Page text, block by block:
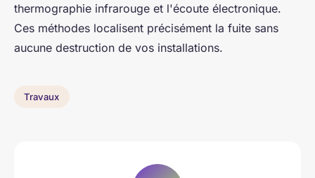
thermographie infrarouge et l'écoute électronique.
Ces méthodes localisent précisément la fuite sans
aucune destruction de vos installations.
Travaux